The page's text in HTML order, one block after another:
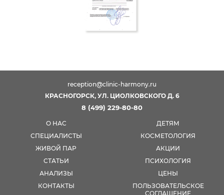
reception@clinic-harmony.ru
КРАСНОГОРСК, УЛ. ЦИОЛКОВСКОГО Д. 6
8 (499) 229-80-80
О НАС
ДЕТЯМ
СПЕЦИАЛИСТЫ
КОСМЕТОЛОГИЯ
ЖИВОЙ ПАР
АКЦИИ
СТАТЬИ
ПСИХОЛОГИЯ
АНАЛИЗЫ
ЦЕНЫ
КОНТАКТЫ
ПОЛЬЗОВАТЕЛЬСКОЕ
СОГЛАШЕНИЕ